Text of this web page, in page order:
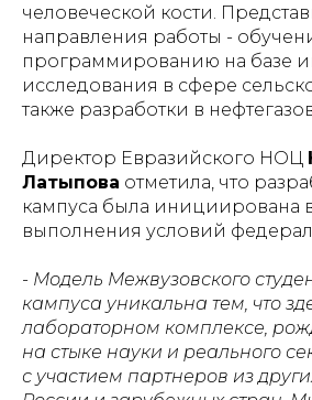
человеческой кости.
направления работы -
программированию на базе
исследования в сфере
также разработки в
Директор Евразийского НОЦ
Латыпова отметила, что
кампуса была инициирована
выполнения условий
- Модель Межвузовского
кампуса уникальна тем, что
лабораторном комплексе,
на стыке науки и реального
с участием партнеров из